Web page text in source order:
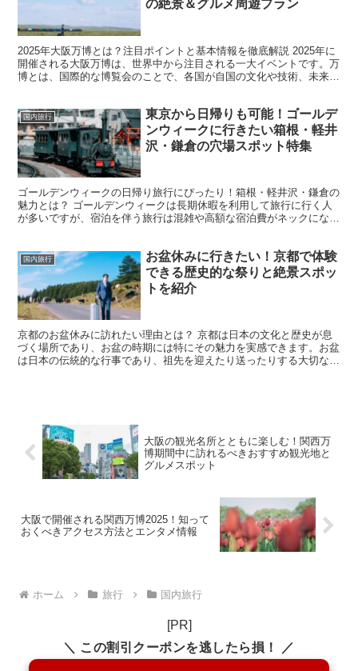
の絶景＆グルメ周遊プラン
2025年大阪万博とは？注目ポイントと基本情報を徹底解説 2025年に
開催される大阪万博は、世界中から注目される一大イベントです。万
博とは、国際的な博覧会のことで、各国が自国の文化や技術、未来へ
国内旅行
東京から日帰りも可能！ゴールデ
ンウィークに行きたい箱根・軽井
沢・鎌倉の穴場スポット特集
ゴールデンウィークの日帰り旅行にぴったり！箱根・軽井沢・鎌倉の
魅力とは？ ゴールデンウィークは長期休暇を利用して旅行に行く人
が多いですが、宿泊を伴う旅行は混雑や高額な宿泊費がネックになり
国内旅行
お盆休みに行きたい！京都で体験
できる歴史的な祭りと絶景スポッ
トを紹介
京都のお盆休みに訪れたい理由とは？ 京都は日本の文化と歴史が息
づく場所であり、お盆の時期には特にその魅力を実感できます。お盆
は日本の伝統的な行事であり、祖先を迎えたり送ったりする大切な期
大阪の観光名所とともに楽しむ！関西万
博期間中に訪れるべきおすすめ観光地と
グルメスポット
大阪で開催される関西万博2025！知って
おくべきアクセス方法とエンタメ情報
ホーム 旅行 国内旅行
[PR]
＼ この割引クーポンを逃したら損！ ／